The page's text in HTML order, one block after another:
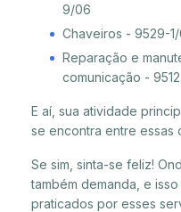
9/06
Chaveiros - 9529-
Reparação e
comunicação -
E aí, sua atividade
se encontra entre essas
Se sim, sinta-se feliz!
também demanda, e
praticados por esses